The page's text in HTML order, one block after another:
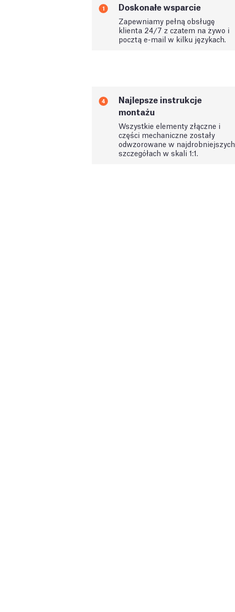
1 Doskonałe wsparcie
Zapewniamy pełną obsługę
klienta 24/7 z czatem na żywo i
pocztą e-mail w kilku językach.
4
Najlepsze instrukcje
montażu
Wszystkie elementy złączne i
części mechaniczne zostały
odwzorowane w najdrobniejszych
szczegółach w skali 1:1.